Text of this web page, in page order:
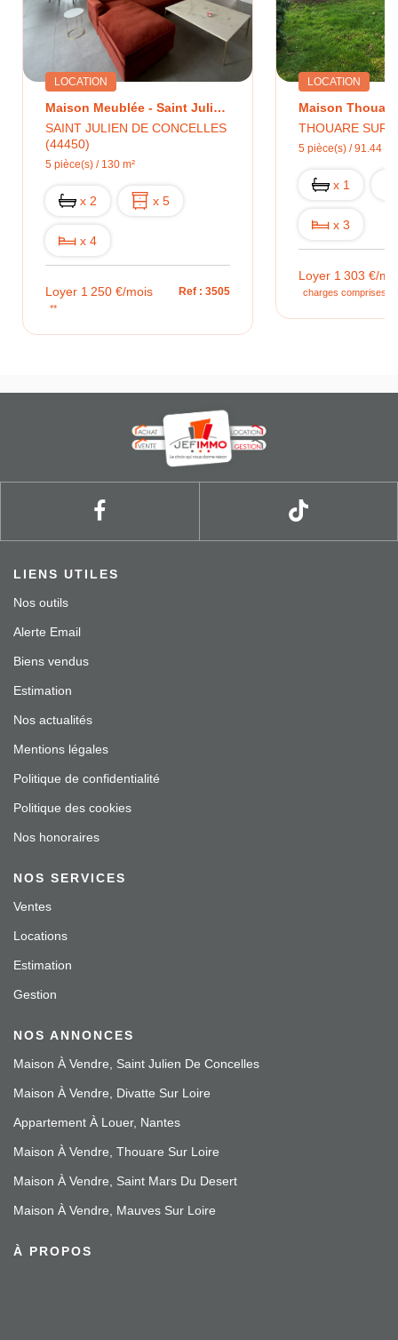
LOCATION
Maison Meublée - Saint Julien De Concelles 130 M2
SAINT JULIEN DE CONCELLES
(44450)
5 pièce(s) / 130 m²
x 2 x 5
x 4
Loyer 1 250 €/mois
**
Ref : 3505
LOCATION
THOUARE SUR
5 pièce(s) / 91.44 m²
x 1
x 3
Loyer 1 303 €/
charges comprises **
LIENS UTILES
Nos outils
Alerte Email
Biens vendus
Estimation
Nos actualités
Mentions légales
Politique de confidentialité
Politique des cookies
Nos honoraires
NOS SERVICES
Ventes
Locations
Estimation
Gestion
NOS ANNONCES
Maison À Vendre, Saint Julien De Concelles
Maison À Vendre, Divatte Sur Loire
Appartement À Louer, Nantes
Maison À Vendre, Thouare Sur Loire
Maison À Vendre, Saint Mars Du Desert
Maison À Vendre, Mauves Sur Loire
À PROPOS